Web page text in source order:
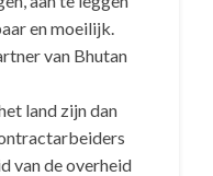
en moeilijk.
van Bhutan
land zijn dan
van de overheid